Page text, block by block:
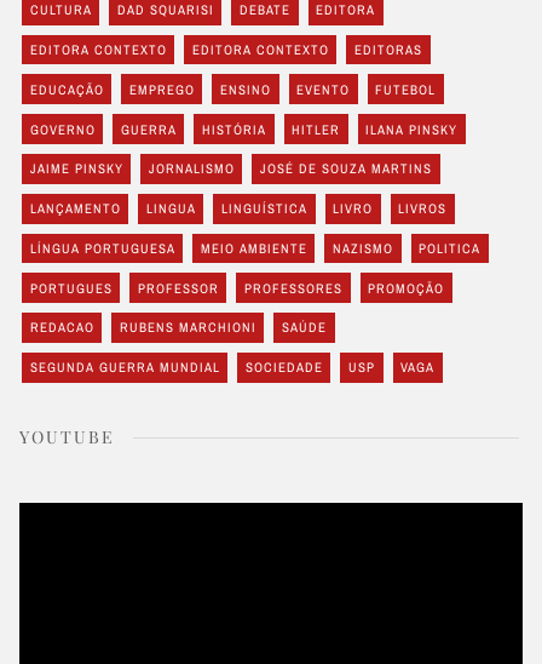
CULTURA DAD SQUARISI DEBATE EDITORA
EDITORA CONTEXTO EDITORA CONTEXTO EDITORAS
EDUCAÇÃO EMPREGO ENSINO EVENTO FUTEBOL
GOVERNO GUERRA HISTÓRIA HITLER ILANA PINSKY
JAIME PINSKY JORNALISMO JOSÉ DE SOUZA MARTINS
LANÇAMENTO LINGUA LINGUÍSTICA LIVRO LIVROS
LÍNGUA PORTUGUESA MEIO AMBIENTE NAZISMO POLITICA
PORTUGUES PROFESSOR PROFESSORES PROMOÇÃO
REDACAO RUBENS MARCHIONI SAÚDE
SEGUNDA GUERRA MUNDIAL SOCIEDADE USP VAGA
YOUTUBE